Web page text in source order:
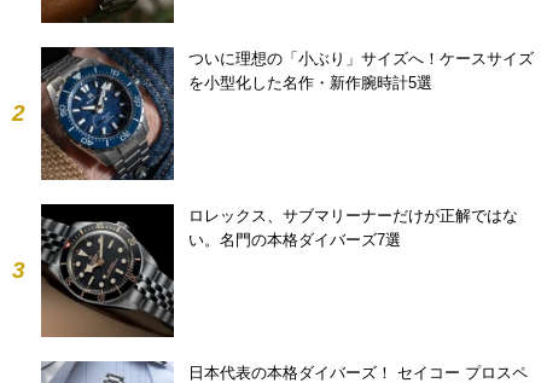
2
ついに理想の「小ぶり」サイズへ！ケースサイズ
を小型化した名作・新作腕時計5選
3
ロレックス、サブマリーナーだけが正解ではな
い。名門の本格ダイバーズ7選
日本代表の本格ダイバーズ！ セイコー プロスペ